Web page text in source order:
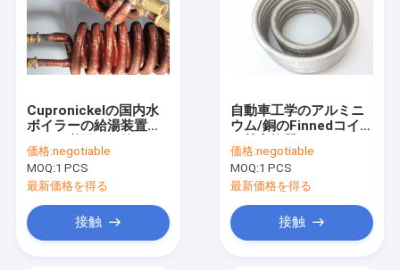
Cupronickelの国内水
ボイラーの給湯装置の
イル
価格:negotiable
MOQ:1 PCS
最新価格を得る
接触
自動車工学のアルミニ
ウム/銅のFinnedコイル
価格:negotiable
MOQ:1 PCS
最新価格を得る
接触